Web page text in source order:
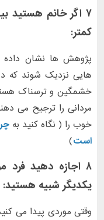
۷ اگر خانم هستید
کمتر:
پژوهش ها نشان
هایی نزدیک شوند که
خشمگین و ترسناک
مردانی را ترجیح می
خوب را ( نگاه کنید به
است)
۸ اجازه دهید
یکدیگر شبیه هستید:
وقتی موردی پیدا می